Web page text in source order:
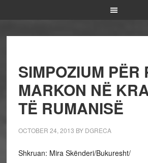
SIMPOZIUM PËR
MARKON NË
TË RUMANISË
OCTOBER 24, 2013 BY DGRECA
Shkruan: Mira Skënderi/Bukuresht/